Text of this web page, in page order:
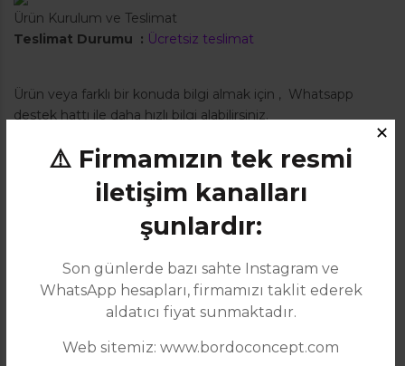
Ürün Kurulum ve Teslimat
Teslimat Durumu : Ücretsiz teslimat
Ürün veya farklı bir konuda bilgi almak için , Whatsapp
destek hattı ile daha hızlı bilgi alabilirsiniz.
Ürün Ölçüleri
76cm
✕
⚠️ Firmamızın tek resmi
iletişim kanalları
şunlardır:
Son günlerde bazı sahte Instagram ve
WhatsApp hesapları, firmamızı taklit ederek
aldatıcı fiyat sunmaktadır.
Web sitemiz: www.bordoconcept.com